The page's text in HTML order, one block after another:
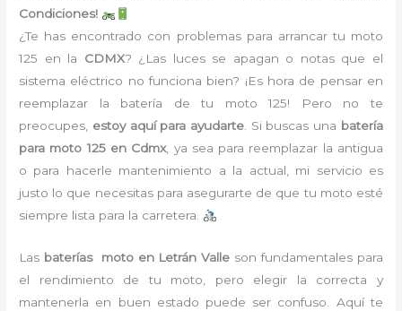
Condiciones!
¿Te has encontrado con problemas para arrancar tu moto
125 en la CDMX? ¿Las luces se apagan o notas que el
sistema eléctrico no funciona bien? ¡Es hora de pensar en
reemplazar la batería de tu moto 125! Pero no te
preocupes, estoy aquí para ayudarte. Si buscas una batería
para moto 125 en Cdmx, ya sea para reemplazar la antigua
o para hacerle mantenimiento a la actual, mi servicio es
justo lo que necesitas para asegurarte de que tu moto esté
siempre lista para la carretera.
Las baterías moto en Letrán Valle son fundamentales para
el rendimiento de tu moto, pero elegir la correcta y
mantenerla en buen estado puede ser confuso. Aquí te